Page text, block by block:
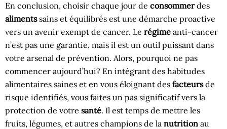
En conclusion, choisir chaque jour de consommerdes
alimentssains et équilibrés est une démarche proactive
vers un avenir exempt de cancer. Le régime anti-cancer
n’est pas une garantie, mais il est un outil puissant dans
votre arsenal de prévention. Alors, pourquoi ne pas
commencer aujourd’hui? En intégrant des habitudes
alimentaires saines et en vous éloignant des facteursde
risque identifiés, vous faites un pas significatif vers la
protection de votre santé. Il est temps de mettre les
fruits, légumes, et autres champions de la nutrition au